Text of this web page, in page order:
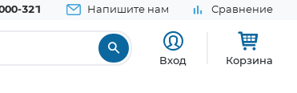
321 Напишите нам Сравнение
Вход Корзина